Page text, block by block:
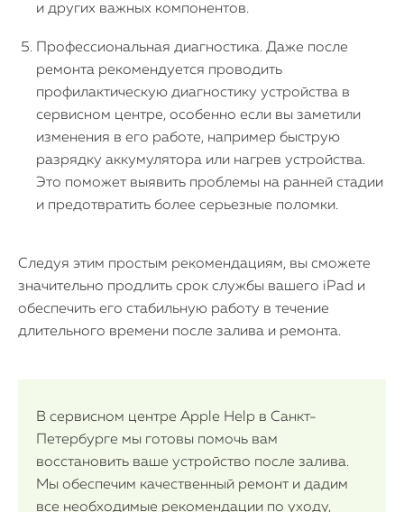
и других важных компонентов.
Профессиональная диагностика. Даже после
ремонта рекомендуется проводить
профилактическую диагностику устройства в
сервисном центре, особенно если вы заметили
изменения в его работе, например быструю
разрядку аккумулятора или нагрев устройства.
Это поможет выявить проблемы на ранней стадии
и предотвратить более серьезные поломки.
Следуя этим простым рекомендациям, вы сможете
значительно продлить срок службы вашего iPad и
обеспечить его стабильную работу в течение
длительного времени после залива и ремонта.
В сервисном центре Apple Help в Санкт-
Петербурге мы готовы помочь вам
восстановить ваше устройство после залива.
Мы обеспечим качественный ремонт и дадим
все необходимые рекомендации по уходу,